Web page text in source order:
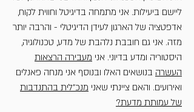
ליישם ביעילות. אני מתמחה בדיגיטל וחווית לקוח,
אדפטציה של הארגון לעידן הדיגיטלי - והרבה יותר
מזה. אני גם חובבת נלהבת של מדע, טכנולוגיה,
היסטוריה ומדע בדיוני. אני מעבירה הרצאות
העשרה בנושאים האלו ובנוסף אני מנחה פאנלים
ואירועים. והאם ציינתי שאני מנכ"לית בהתנדבות
של עמותת מדעת?